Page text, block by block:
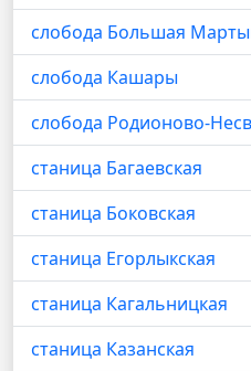
слобода Большая
слобода Кашары
слобода Родионово-
станица Багаевская
станица Боковская
станица Егорлыкская
станица Кагальницкая
станица Казанская